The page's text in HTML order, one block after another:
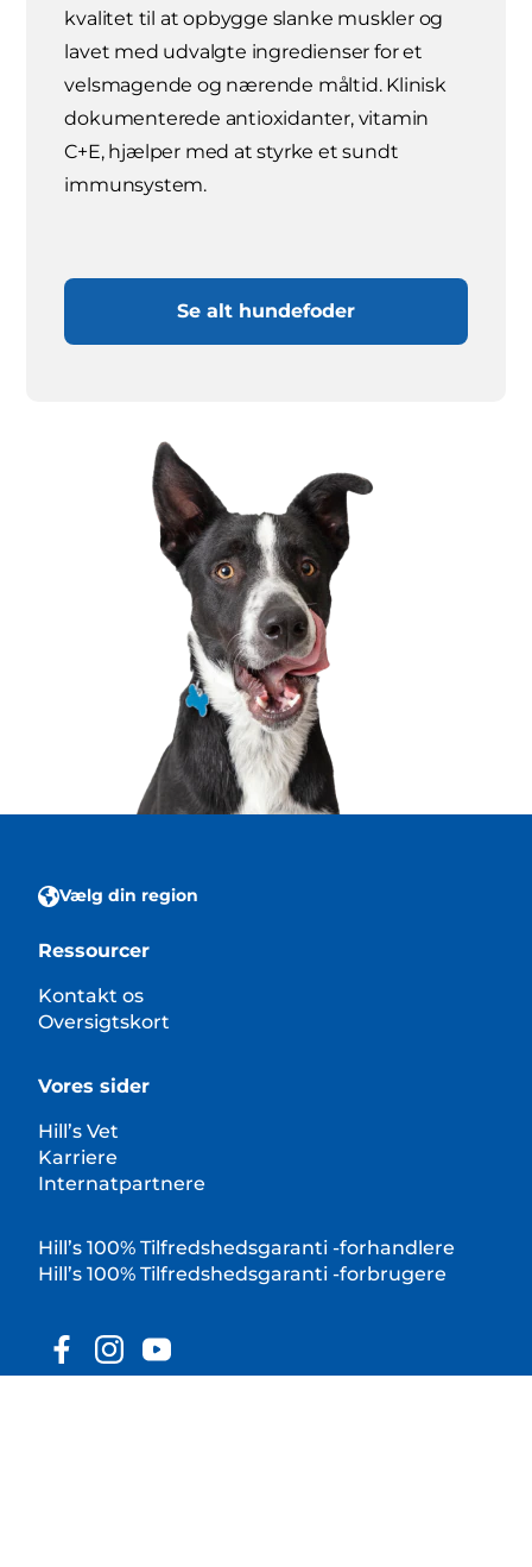
kvalitet til at opbygge slanke muskler og
lavet med udvalgte ingredienser for et
velsmagende og nærende måltid. Klinisk
dokumenterede antioxidanter, vitamin
C+E, hjælper med at styrke et sundt
immunsystem.
Se alt hundefoder
Vælg din region
Ressourcer
Kontakt os
Oversigtskort
Vores sider
Hill’s Vet
Karriere
Internatpartnere
Hill’s 100% Tilfredshedsgaranti -forhandlere
Hill’s 100% Tilfredshedsgaranti -forbrugere